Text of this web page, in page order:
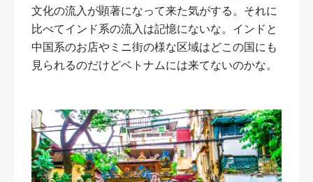
文化の流入が顕著になって来た気がする。それに
比べてインド系の流入は記憶にないな。インドと
中国系のお店やミニ街の様な区域はどこの国にも
見られるのだけどベトナムには来てないのかな。